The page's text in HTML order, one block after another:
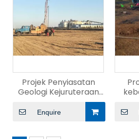
Projek Penyiasatan
Geologi Kejuruteraan
Enquire